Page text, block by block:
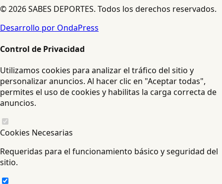
© 2026 SABES DEPORTES. Todos los derechos reservados.
Desarrollo por OndaPress
Control de Privacidad
Utilizamos cookies para analizar el tráfico del sitio y
personalizar anuncios. Al hacer clic en "Aceptar todas",
permites el uso de cookies y habilitas la carga correcta de
anuncios.
Cookies Necesarias
Requeridas para el funcionamiento básico y seguridad del
sitio.